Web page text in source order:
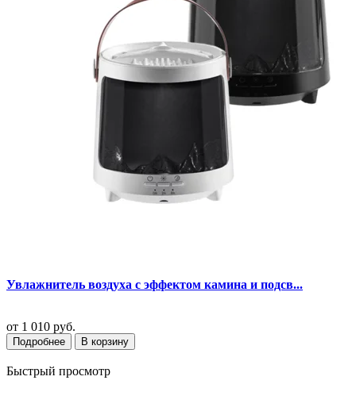
Увлажнитель воздуха с эффектом камина и подсв...
от 1 010 руб.
Подробнее В корзину
Быстрый просмотр